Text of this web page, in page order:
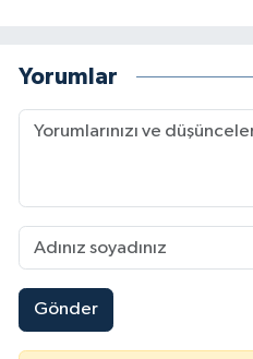
Yorumlar
Gönder
Sivas Müftülüğü
Şanlıurfa Müftülüğü
Şırnak Müftülüğü